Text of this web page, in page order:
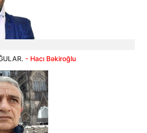
- Hacı Bəkiroğlu